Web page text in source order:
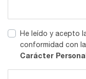
He leído y acepto
conformidad con la
Carácter Personal